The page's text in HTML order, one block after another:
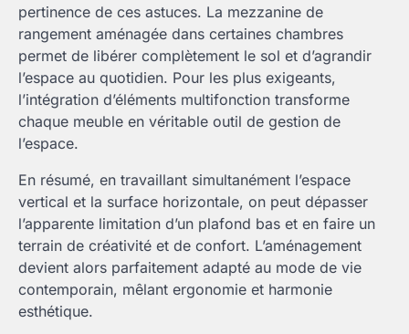
pertinence de ces astuces. La mezzanine de
rangement aménagée dans certaines chambres
permet de libérer complètement le sol et d’agrandir
l’espace au quotidien. Pour les plus exigeants,
l’intégration d’éléments multifonction transforme
chaque meuble en véritable outil de gestion de
l’espace.
En résumé, en travaillant simultanément l’espace
vertical et la surface horizontale, on peut dépasser
l’apparente limitation d’un plafond bas et en faire un
terrain de créativité et de confort. L’aménagement
devient alors parfaitement adapté au mode de vie
contemporain, mêlant ergonomie et harmonie
esthétique.